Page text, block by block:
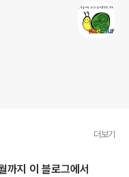
더보기
까지 이 블로그에서